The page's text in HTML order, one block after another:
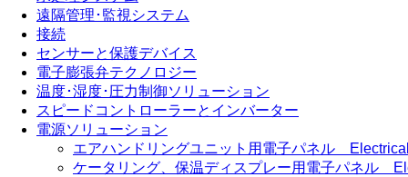
遠隔管理･監視システム
接続
センサーと保護デバイス
電子膨張弁テクノロジー
温度･湿度･圧力制御ソリューション
スピードコントローラーとインバーター
電源ソリューション
エアハンドリングユニット用電子パネル
ケータリング、保温ディスプレー用電子パネル